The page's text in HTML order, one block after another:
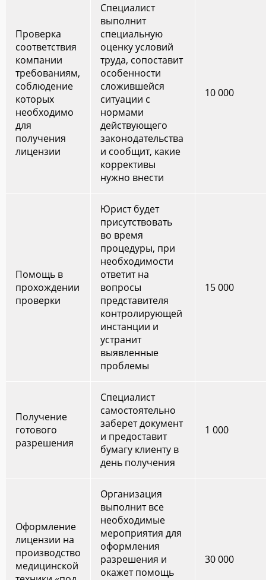
Проверка
соответствия
компании
требованиям,
соблюдение
которых
необходимо
для
получения
лицензии
Специалист
выполнит
специальную
оценку условий
труда, сопоставит
особенности
сложившейся
ситуации с
нормами
действующего
законодательства
и сообщит, какие
коррективы
нужно внести
10 000
Помощь в
прохождении
проверки
Юрист будет
присутствовать
во время
процедуры, при
необходимости
ответит на
вопросы
представителя
контролирующей
инстанции и
устранит
выявленные
проблемы
15 000
Получение
готового
разрешения
Специалист
самостоятельно
заберет документ
и предоставит
бумагу клиенту в
день получения
1 000
Оформление
лицензии на
производство
медицинской
Организация
выполнит все
необходимые
мероприятия для
оформления
разрешения и
окажет помощь
30 000